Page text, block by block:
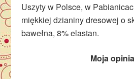
Uszyty w Polsce, w
miękkiej dzianiny dresowej o
bawełna, 8% elastan.
Moja